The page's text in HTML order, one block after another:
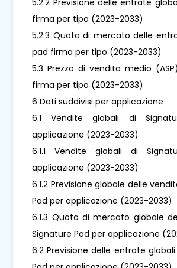
firma per tipo (2023-2033)
5.2.3 Quota di mercato delle
pad firma per tipo (2023-2033)
5.3 Prezzo di vendita medio
firma per tipo (2023-2033)
6 Dati suddivisi per applicazione
6.1 Vendite globali di
applicazione (2023-2033)
6.1.1 Vendite globali di
applicazione (2023-2033)
6.1.2 Previsione globale delle
Pad per applicazione (2023-2033)
6.1.3 Quota di mercato globale
Signature Pad per applicazione
6.2 Previsione delle entrate